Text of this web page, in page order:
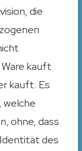
die
kauft
kauft. Es
welche
ohne, dass
des